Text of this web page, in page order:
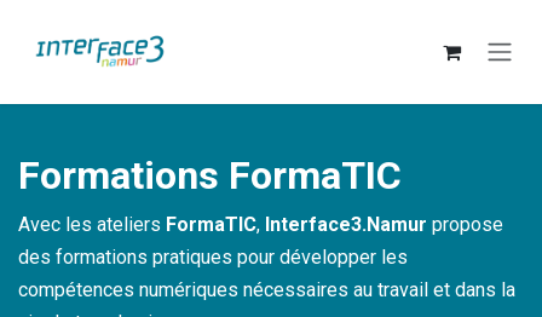
Formations FormaTIC
Avec les ateliers FormaTIC, Interface3.Namur propose
des formations pratiques pour développer les
compétences numériques nécessaires au travail et dans la